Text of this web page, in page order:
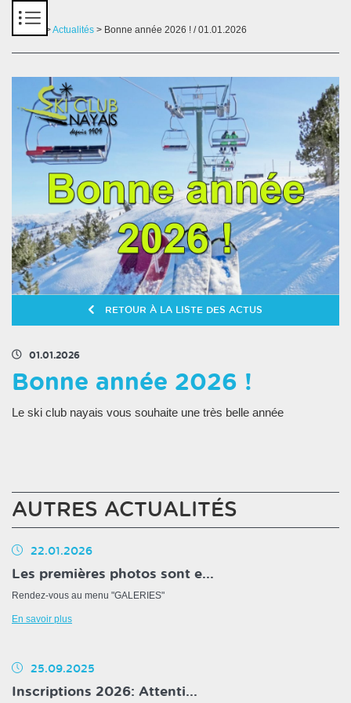
>Actualités > Bonne année 2026 ! / 01.01.2026
RETOUR À LA LISTE DES ACTUS
01.01.2026
Bonne année 2026 !
Le ski club nayais vous souhaite une très belle année
AUTRES ACTUALITÉS
22.01.2026
Les premières photos sont e...
Rendez-vous au menu "GALERIES"
En savoir plus
25.09.2025
Inscriptions 2026: Attenti...